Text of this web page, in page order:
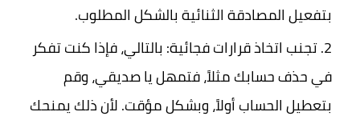
بتفعيل المصادقة الثنائية بالشكل المطلوب.
تجنب اتخاذ قرارات فجائية: بالتالي، فإذا كنت تفكر
في حذف حسابك مثلاً، فتمهل يا صديقي، وقم
بتعطيل الحساب أولاً، وبشكل مؤقت. لأن ذلك يمنحك